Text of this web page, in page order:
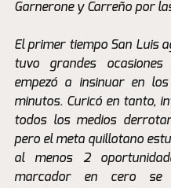
Garnerone y Carreño por
El primer tiempo San Luis
tuvo grandes ocasiones
empezó a insinuar en
minutos. Curicó en tanto,
todos los medios
pero el meta quillotano
al menos 2
marcador en cero se